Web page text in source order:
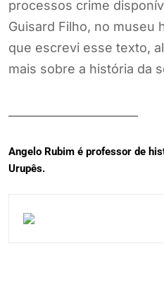
processos crime
Guisard Filho, no museu
que escrevi esse texto,
mais sobre a história da
Angelo Rubim é professor de
Urupês.